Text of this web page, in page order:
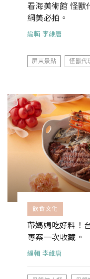
看海美術館 怪獸
網美必拍。
編輯 李維唐
屏東景點 怪獸代
飲食文化
帶媽媽吃好料！
專案一次收藏。
編輯 李維唐